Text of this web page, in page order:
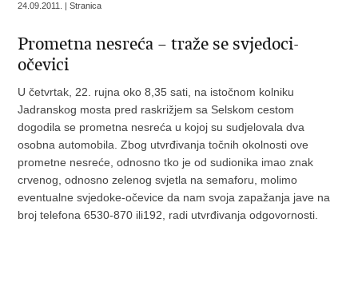
24.09.2011. | Stranica
Prometna nesreća – traže se svjedoci-
očevici
U četvrtak, 22. rujna oko 8,35 sati, na istočnom kolniku
Jadranskog mosta pred raskrižjem sa Selskom cestom
dogodila se prometna nesreća u kojoj su sudjelovala dva
osobna automobila. Zbog utvrđivanja točnih okolnosti ove
prometne nesreće, odnosno tko je od sudionika imao znak
crvenog, odnosno zelenog svjetla na semaforu, molimo
eventualne svjedoke-očevice da nam svoja zapažanja jave na
broj telefona 6530-870 ili192, radi utvrđivanja odgovornosti.